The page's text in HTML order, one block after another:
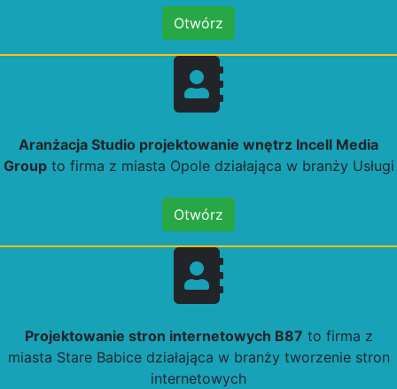
Otwórz
Aranżacja Studio projektowanie wnętrz Incell Media
Groupto firma z miasta Opole działająca w branży Usługi
Otwórz
Projektowanie stron internetowych B87 to firma z
miasta Stare Babice działająca w branży tworzenie stron
internetowych